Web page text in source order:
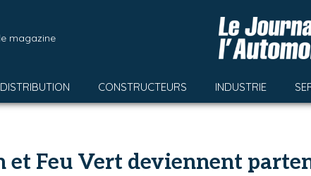
magazine
DISTRIBUTION CONSTRUCTEURS INDUSTRIE
et Feu Vert deviennent